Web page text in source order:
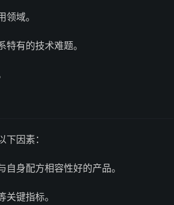
域。
有的技术难题。
因素：
身配方相容性好的产品。
键指标。